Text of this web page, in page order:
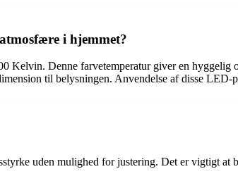
i hjemmet?
Kelvin. Denne farvetemperatur giver en
til belysningen. Anvendelse af disse
uden mulighed for justering. Det er vigtigt at